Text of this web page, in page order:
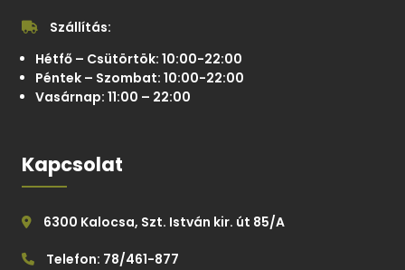
Szállítás:
Hétfő – Csütörtök: 10:00-22:00
Péntek – Szombat: 10:00-22:00
Vasárnap: 11:00 – 22:00
Kapcsolat
6300 Kalocsa, Szt. István kir. út 85/A
Telefon: 78/461-877